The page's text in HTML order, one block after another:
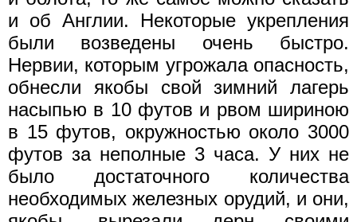
и об Англии. Некоторые укрепления
были возведены очень быстро.
Нервии, которым угрожала опасность,
обнесли якобы свой зимний лагерь
насыпью в 10 футов и рвом шириною
в 15 футов, окружностью около 3000
футов за неполные 3 часа. У них не
было достаточного количества
необходимых железных орудий, и они,